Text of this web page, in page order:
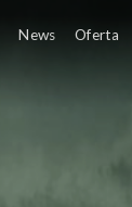
News Oferta